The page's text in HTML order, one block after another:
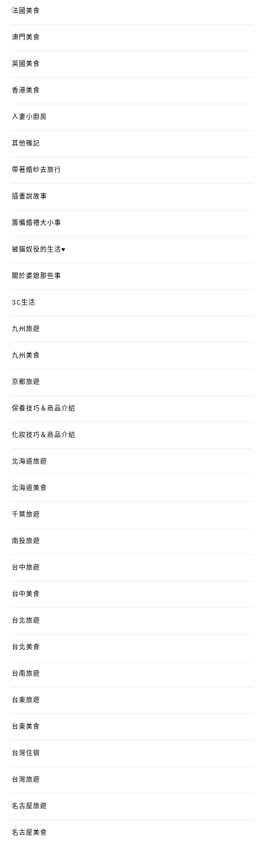
法國美食
澳門美食
英國美食
香港美食
人妻小廚房
其他雜記
帶著婚紗去旅行
插畫說故事
籌備婚禮大小事
被貓奴役的生活♥
關於婆媳那些事
3C生活
九州旅遊
九州美食
京都旅遊
保養技巧＆商品介紹
化妝技巧＆商品介紹
北海道旅遊
北海道美食
千葉旅遊
南投旅遊
台中旅遊
台中美食
台北旅遊
台北美食
台南旅遊
台東旅遊
台東美食
台灣住宿
台灣旅遊
名古屋旅遊
名古屋美食